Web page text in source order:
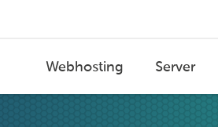
Webhosting Server